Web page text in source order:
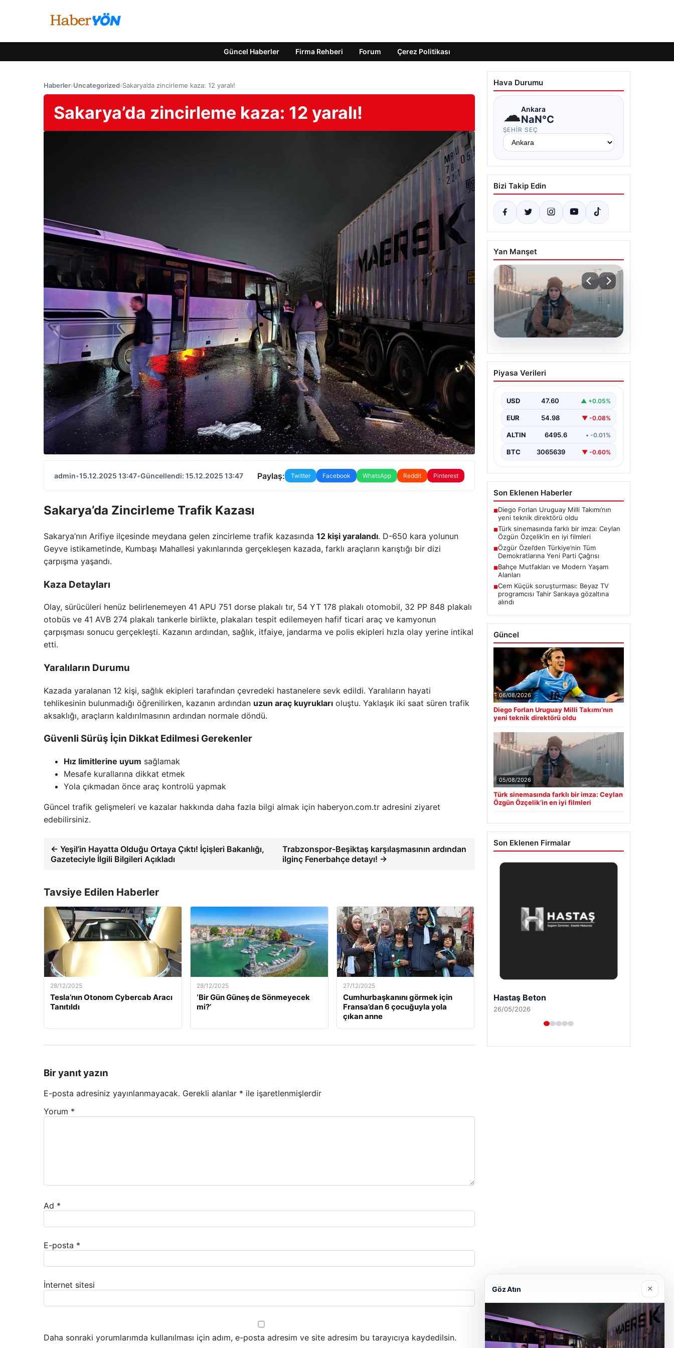
Güncel Haberler Firma Rehberi Forum Çerez Politikası
Haberler›Uncategorized›Sakarya’da zincirleme kaza: 12 yaralı!
Sakarya’da zincirleme kaza: 12 yaralı!
admin•15.12.2025 13:47•Güncellendi: 15.12.2025 13:47 Paylaş: Twitter Facebook WhatsApp Reddit Pinterest
Sakarya’da Zincirleme Trafik Kazası
Sakarya’nın Arifiye ilçesinde meydana gelen zincirleme trafik kazasında 12 kişi yaralandı. D-650 kara yolunun
Geyve istikametinde, Kumbaşı Mahallesi yakınlarında gerçekleşen kazada, farklı araçların karıştığı bir dizi
çarpışma yaşandı.
Kaza Detayları
Olay, sürücüleri henüz belirlenemeyen 41 APU 751 dorse plakalı tır, 54 YT 178 plakalı otomobil, 32 PP 848 plakalı
otobüs ve 41 AVB 274 plakalı tankerle birlikte, plakaları tespit edilemeyen hafif ticari araç ve kamyonun
çarpışması sonucu gerçekleşti. Kazanın ardından, sağlık, itfaiye, jandarma ve polis ekipleri hızla olay yerine intikal
etti.
Yaralıların Durumu
Kazada yaralanan 12 kişi, sağlık ekipleri tarafından çevredeki hastanelere sevk edildi. Yaralıların hayati
tehlikesinin bulunmadığı öğrenilirken, kazanın ardından uzun araç kuyrukları oluştu. Yaklaşık iki saat süren trafik
aksaklığı, araçların kaldırılmasının ardından normale döndü.
Güvenli Sürüş İçin Dikkat Edilmesi Gerekenler
Hız limitlerine uyum sağlamak
Mesafe kurallarına dikkat etmek
Yola çıkmadan önce araç kontrolü yapmak
Güncel trafik gelişmeleri ve kazalar hakkında daha fazla bilgi almak için haberyon.com.tr adresini ziyaret
edebilirsiniz.
← Yeşil’in Hayatta Olduğu Ortaya Çıktı! İçişleri Bakanlığı,
Gazeteciyle İlgili Bilgileri Açıkladı
Trabzonspor-Beşiktaş karşılaşmasının ardından
ilginç Fenerbahçe detayı! →
Tavsiye Edilen Haberler
28/12/2025
Tesla’nın Otonom Cybercab Aracı
Tanıtıldı
28/12/2025
‘Bir Gün Güneş de Sönmeyecek
mi?’
27/12/2025
Cumhurbaşkanını görmek için
Fransa’dan 6 çocuğuyla yola
çıkan anne
Bir yanıt yazın
E-posta adresiniz yayınlanmayacak. Gerekli alanlar * ile işaretlenmişlerdir
Yorum *
Ad *
E-posta *
İnternet sitesi
Daha sonraki yorumlarımda kullanılması için adım, e-posta adresim ve site adresim bu tarayıcıya kaydedilsin.
Hava Durumu
☁Ankara
NaN°C
ŞEHIR SEÇ
Bizi Takip Edin
Yan Manşet
05.08.2026
Türk sinemasında farklı
bir imza: Ceylan Özgün
Piyasa Verileri
USD 47.60 ▲ +0.05%
EUR 54.98 ▼ -0.08%
ALTIN 6495.6 • -0.01%
BTC 3065639 ▼ -0.60%
Son Eklenen Haberler
■Diego Forlan Uruguay Milli Takımı’nın
yeni teknik direktörü oldu
■Türk sinemasında farklı bir imza: Ceylan
Özgün Özçelik’in en iyi filmleri
■Özgür Özel’den Türkiye’nin Tüm
Demokratlarına Yeni Parti Çağrısı
■Bahçe Mutfakları ve Modern Yaşam
Alanları
■Cem Küçük soruşturması: Beyaz TV
programcısı Tahir Sarıkaya gözaltına
alındı
Güncel
06/08/2026
Diego Forlan Uruguay Milli Takımı’nın
yeni teknik direktörü oldu
05/08/2026
Türk sinemasında farklı bir imza: Ceylan
Özgün Özçelik’in en iyi filmleri
Son Eklenen Firmalar
Prenses Night Club
29/04/2026
Göz Atın ×